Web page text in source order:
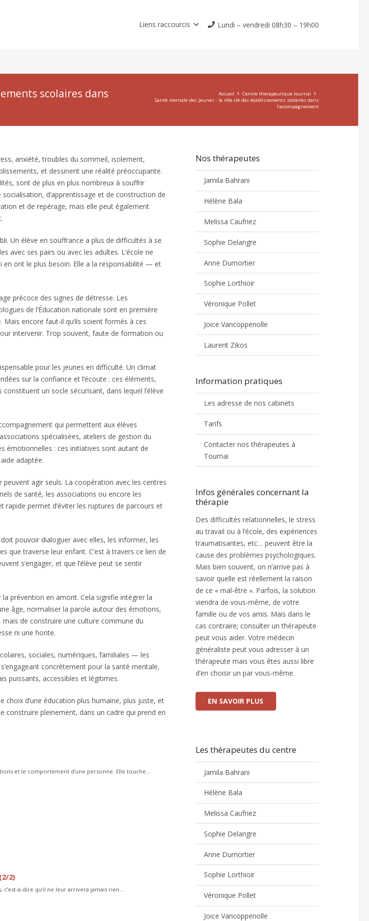
Liens raccourcis Lundi – vendredi 08h30 – 19h00
scolaires dans
Accueil
Centre therapeutique tournai
Santé mentale des jeunes : le rôle clé des établissements scolaires dans
l’accompagnement
anxiété, troubles du sommeil, isolement,
et dessinent une réalité préoccupante.
sont de plus en plus nombreux à souffrir
d’apprentissage et de construction de
et de repérage, mais elle peut également
Un élève en souffrance a plus de difficultés à se
avec ses pairs ou avec les adultes. L’école ne
en ont le plus besoin. Elle a la responsabilité — et
précoce des signes de détresse. Les
de l’Éducation nationale sont en première
encore faut-il qu’ils soient formés à ces
intervenir. Trop souvent, faute de formation ou
pour les jeunes en difficulté. Un climat
sur la confiance et l’écoute : ces éléments,
un socle sécurisant, dans lequel l’élève
qui permettent aux élèves
spécialisées, ateliers de gestion du
émotionnelles : ces initiatives sont autant de
adaptée.
agir seuls. La coopération avec les centres
de santé, les associations ou encore les
rapide permet d’éviter les ruptures de parcours et
pouvoir dialoguer avec elles, les informer, les
que traverse leur enfant. C’est à travers ce lien de
s’engager, et que l’élève peut se sentir
la prévention en amont. Cela signifie intégrer la
âge, normaliser la parole autour des émotions,
mais de construire une culture commune du
ni une honte.
sociales, numériques, familiales — les
concrètement pour la santé mentale,
puissants, accessibles et légitimes.
choix d’une éducation plus humaine, plus juste, et
construire pleinement, dans un cadre qui prend en
et le comportement d’une personne. Elle touche...
2)
à-dire qu’il ne leur arrivera jamais rien...
Nos thérapeutes
Jamila Bahrani
Hélène Bala
Melissa Caufriez
Sophie Delangre
Anne Dumortier
Sophie Lorthioir
Véronique Pollet
Joice Vancoppenolle
Laurent Zikos
Information pratiques
Les adresse de nos cabinets
Tarifs
Contacter nos thérapeutes à
Tournai
Infos générales concernant la
thérapie
Des difficultés relationnelles, le stress
au travail ou à l’école, des expériences
traumatisantes, etc… peuvent être la
cause des problèmes psychologiques.
Mais bien souvent, on n’arrive pas à
savoir quelle est réellement la raison
de ce « mal-être ». Parfois, la solution
viendra de vous-même, de votre
famille ou de vos amis. Mais dans le
cas contraire; consulter un thérapeute
peut vous aider. Votre médecin
généraliste peut vous adresser à un
thérapeute mais vous êtes aussi libre
d’en choisir un par vous-même.
EN SAVOIR PLUS
Les thérapeutes du centre
Jamila Bahrani
Hélène Bala
Melissa Caufriez
Sophie Delangre
Anne Dumortier
Sophie Lorthioir
Véronique Pollet
Joice Vancoppenolle